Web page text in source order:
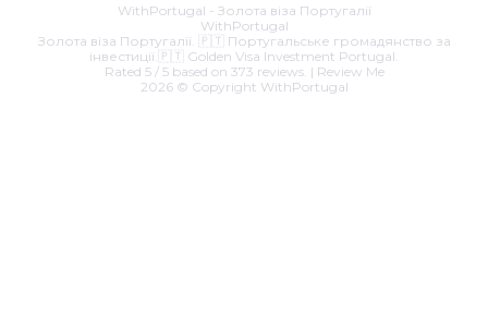
WithPortugal - Золота віза Португалії
WithPortugal
Золота віза Португалії. 🇵🇹 Португальське громадянство за
інвестиції.🇵🇹 Golden Visa Investment Portugal.
Rated 5/ 5 based on 373 reviews. | Review Me
2026 © Copyright WithPortugal